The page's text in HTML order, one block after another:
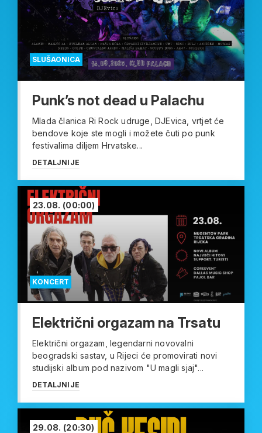
SLUŠAONICA
Punk’s not dead u Palachu
Mlada članica Ri Rock udruge, DJEvica, vrtjet će
bendove koje ste mogli i možete čuti po punk
festivalima diljem Hrvatske...
DETALJNIJE
KONCERT
23.08. (00:00)
Električni orgazam na Trsatu
Električni orgazam, legendarni novovalni
beogradski sastav, u Rijeci će promovirati novi
studijski album pod nazivom "U magli sjaj"...
DETALJNIJE
29.08. (20:30)